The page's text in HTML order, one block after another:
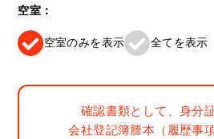
空室：
空室のみを表示 全てを表示
確認書類として、身分
会社登記簿謄本（履歴事